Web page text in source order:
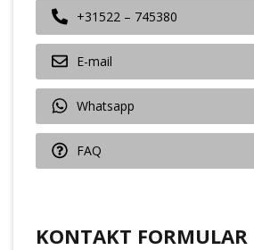
+31522 – 745380
E-mail
Whatsapp
FAQ
KONTAKT FORMULAR